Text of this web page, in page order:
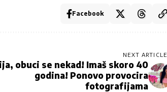
Facebook
NEXT ARTICLE
obuci se nekad! Imaš skoro 40
godina! Ponovo provocira
fotografijama